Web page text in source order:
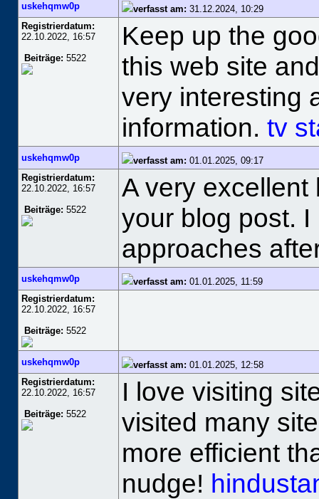
uskehqmw0p verfasst am: 31.12.2024, 10:29
Registrierdatum:
22.10.2022, 16:57
Beiträge: 5522
Keep up the
this web site
very interesting
information. tv
uskehqmw0p verfasst am: 01.01.2025, 09:17
Registrierdatum:
22.10.2022, 16:57
Beiträge: 5522
A very excellent
your blog post.
approaches
uskehqmw0p verfasst am: 01.01.2025, 11:59
Registrierdatum:
22.10.2022, 16:57
Beiträge: 5522
uskehqmw0p verfasst am: 01.01.2025, 12:58
Registrierdatum:
22.10.2022, 16:57
Beiträge: 5522
I love visiting
visited many
more efficient
nudge!